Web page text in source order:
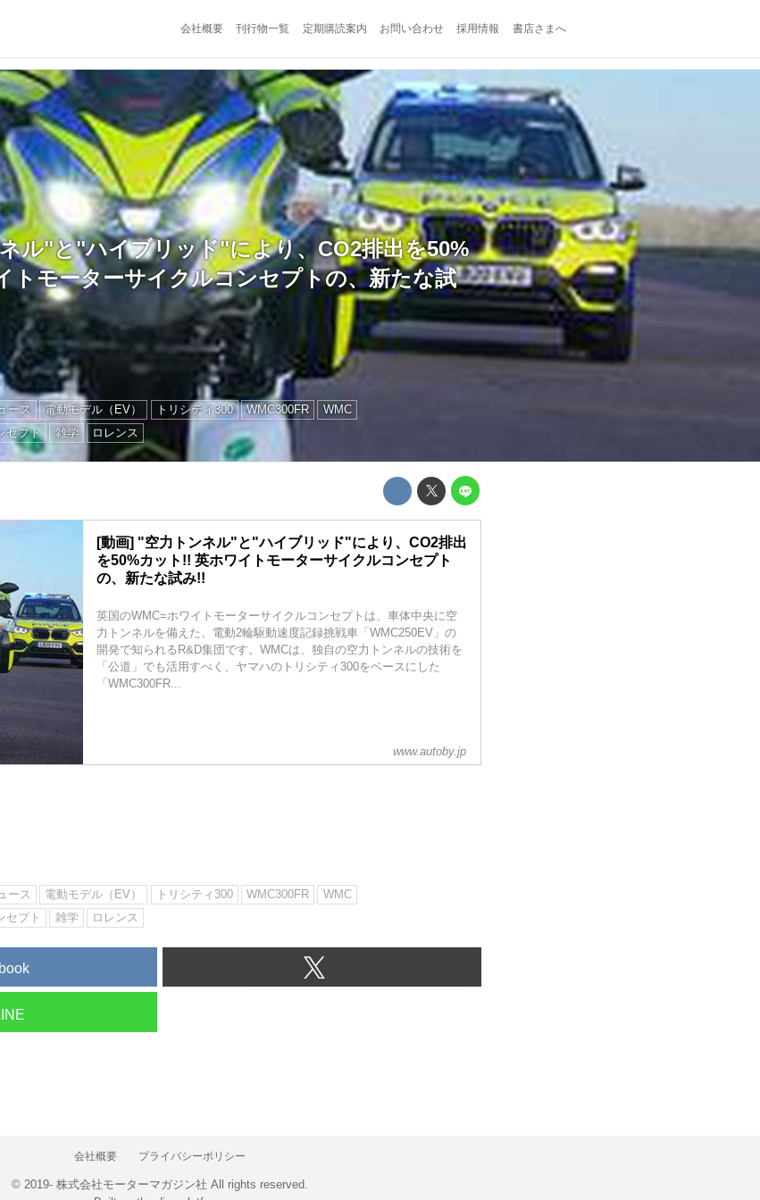
会社概要 刊行物一覧 定期購読案内 お問い合わせ 採用情報 書店さまへ
ル"と"ハイブリッド"により、CO2排出を50%
トモーターサイクルコンセプトの、新たな試
ース 電動モデル（EV） トリシティ300 WMC300FR
WMC
セプト
雑学 ロレンス
[動画] "空力トンネル"と"ハイブリッド"により、CO2排出
を50%カット!! 英ホワイトモーターサイクルコンセプト
の、新たな試み!!
英国のWMC=ホワイトモーターサイクルコンセプトは、車体中央に空
力トンネルを備えた、電動2輪駆動速度記録挑戦車「WMC250EV」の
開発で知られるR&D集団です。WMCは、独自の空力トンネルの技術を
「公道」でも活用すべく、ヤマハのトリシティ300をベースにした
「WMC300FR...
www.autoby.jp
ース 電動モデル（EV） トリシティ300 WMC300FR
WMC
セプト
雑学 ロレンス
会社概要 プライバシーポリシー
© 2019- 株式会社モーターマガジン社 All rights reserved.